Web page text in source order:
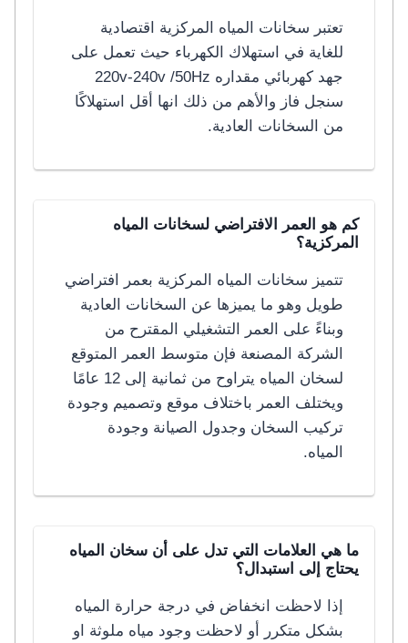
تعتبر سخانات المياه المركزية اقتصادية
للغاية في استهلاك الكهرباء حيث تعمل على
جهد كهربائي مقداره 220v-240v /50Hz
سنجل فاز والأهم من ذلك انها أقل استهلاكًا
من السخانات العادية.
كم هو العمر الافتراضي لسخانات المياه
المركزية؟
تتميز سخانات المياه المركزية بعمر افتراضي
طويل وهو ما يميزها عن السخانات العادية
وبناءً على العمر التشغيلي المقترح من
الشركة المصنعة فإن متوسط العمر المتوقع
لسخان المياه يتراوح من ثمانية إلى 12 عامًا
ويختلف العمر باختلاف موقع وتصميم وجودة
تركيب السخان وجدول الصيانة وجودة
المياه.
ما هي العلامات التي تدل على أن سخان المياه
يحتاج إلى استبدال؟
إذا لاحظت انخفاض في درجة حرارة المياه
بشكل متكرر أو لاحظت وجود مياه ملوثة او